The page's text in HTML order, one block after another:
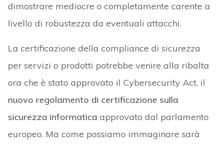
dimostrare mediocre o completamente carente a
livello di robustezza da eventuali attacchi.
La certificazione della compliance di sicurezza
per servizi o prodotti potrebbe venire alla ribalta
ora che è stato approvato il Cybersecurity Act, il
nuovo regolamento di certificazione sulla
sicurezza informatica approvato dal parlamento
europeo. Ma come possiamo immaginare sarà